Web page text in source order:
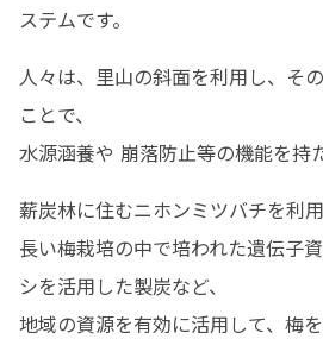
ステムです。
人々は、里山の斜面を利用し、そ
ことで、
水源涵養や 崩落防止等の機能を持
薪炭林に住むニホンミツバチを利用
長い梅栽培の中で培われた遺伝子
シを活用した製炭など、
地域の資源を有効に活用して、梅